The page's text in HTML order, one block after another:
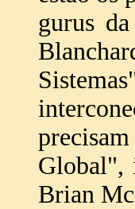
gurus
Global",
Brian